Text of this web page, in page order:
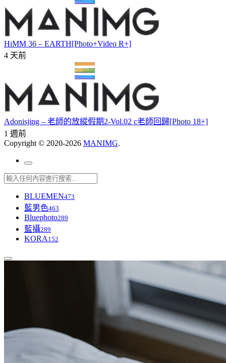
HiMM 36 – EARTH[Photo+Video R+]
4 天前
Adonisjing – 老師的放縱假期2-Vol.02 c老師回歸[Photo 18+]
1 週前
Copyright © 2020-2026 MANIMG.
BLUEMEN473
藍男色463
Bluephoto289
藍攝289
KORA 152